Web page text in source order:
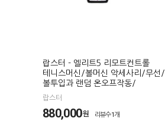
랍스터 - 엘리트5 리모트컨트롤
테니스머신/볼머신 악세사리/무선/
볼투입과 랜덤 온오프작동/
랍스터
880,000원 리뷰수1개